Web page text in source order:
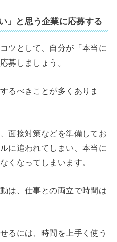
」と思う企業に応募する
ツとして、自分が「本当に
募しましょう。
るべきことが多くありま
面接対策などを準備してお
に追われてしまい、本当に
くなってしまいます。
は、仕事との両立で時間は
るには、時間を上手く使う